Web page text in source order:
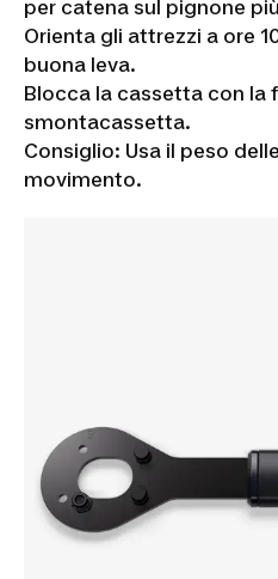
per catena sul pignone
Orienta gli attrezzi a ore
buona leva.
Blocca la cassetta con la
smontacassetta.
Consiglio: Usa il peso
movimento.